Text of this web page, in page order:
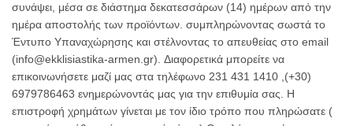
συνάψει, μέσα σε διάστημα δεκατεσσάρων (14) ημέρων από την
ημέρα αποστολής των προϊόντων. συμπληρώνοντας σωστά το
Έντυπο Υπαναχώρησης και στέλνοντας το απευθείας στο email
(info@ekklisiastika-armen.gr). Διαφορετικά μπορείτε να
επικοινωνήσετε μαζί μας στα τηλέφωνο 231 431 1410 ,(+30)
6979786463 ενημερώνοντάς μας για την επιθυμία σας. Η
επιστροφή χρημάτων γίνεται με τον ίδιο τρόπο που πληρώσατε (